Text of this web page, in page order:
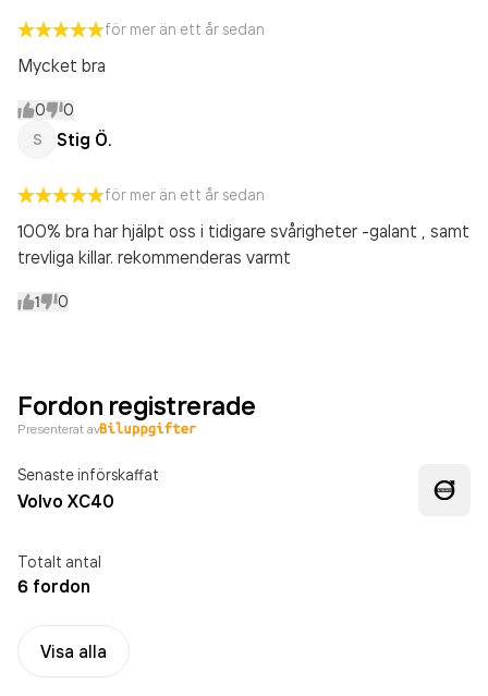
för mer än ett år sedan
Mycket bra
0 0
S Stig Ö.
för mer än ett år sedan
100% bra har hjälpt oss i tidigare svårigheter -galant , samt
trevliga killar. rekommenderas varmt
1 0
Fordon registrerade
Presenterat av
Senaste införskaffat
Volvo XC40
Totalt antal
6 fordon
Visa alla